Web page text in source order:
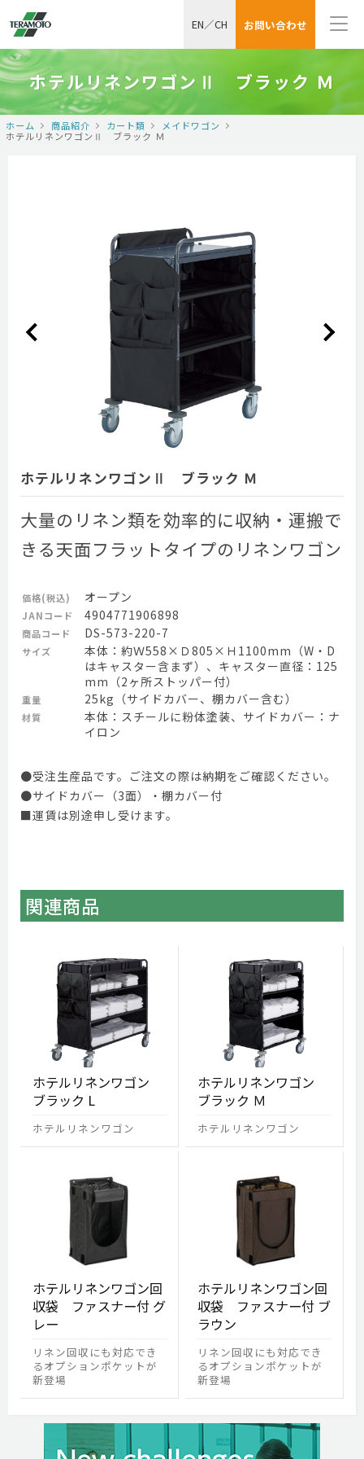
お問い合わせ
EN／CH
ホテルリネンワゴンⅡ ブラック Ｍ
ホーム 商品紹介 カート類
メイドワゴン
ホテルリネンワゴンⅡ ブラック Ｍ
ホテルリネンワゴンⅡ ブラック Ｍ
大量のリネン類を効率的に収納・運搬で
きる天面フラットタイプのリネンワゴン
価格(税込) オープン
JANコード 4904771906898
商品コード DS-573-220-7
サイズ
本体：約Ｗ558×Ｄ805×Ｈ1100mm（W・D
はキャスター含まず）、キャスター直径：125
mm（2ヶ所ストッパー付）
重量 25kg（サイドカバー、棚カバー含む）
材質
本体：スチールに粉体塗装、サイドカバー：ナ
イロン
●受注生産品です。ご注文の際は納期をご確認ください。
●サイドカバー（3面）・棚カバー付
■運賃は別途申し受けます。
関連商品
ホテルリネンワゴン
ブラック L
ホテルリネンワゴン
ホテルリネンワゴン
ブラック Ｍ
ホテルリネンワゴン
ホテルリネンワゴン回
収袋 ファスナー付 グ
レー
リネン回収にも対応でき
るオプションポケットが
新登場
ホテルリネンワゴン回
収袋 ファスナー付 ブ
ラウン
リネン回収にも対応でき
るオプションポケットが
新登場